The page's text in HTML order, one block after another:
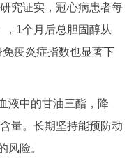
人文北京
究证实，冠心病患者每
，1个月后总胆固醇从
疫炎症指数也显著下
液中的甘油三酯，降
量。长期坚持能预防动
风险。